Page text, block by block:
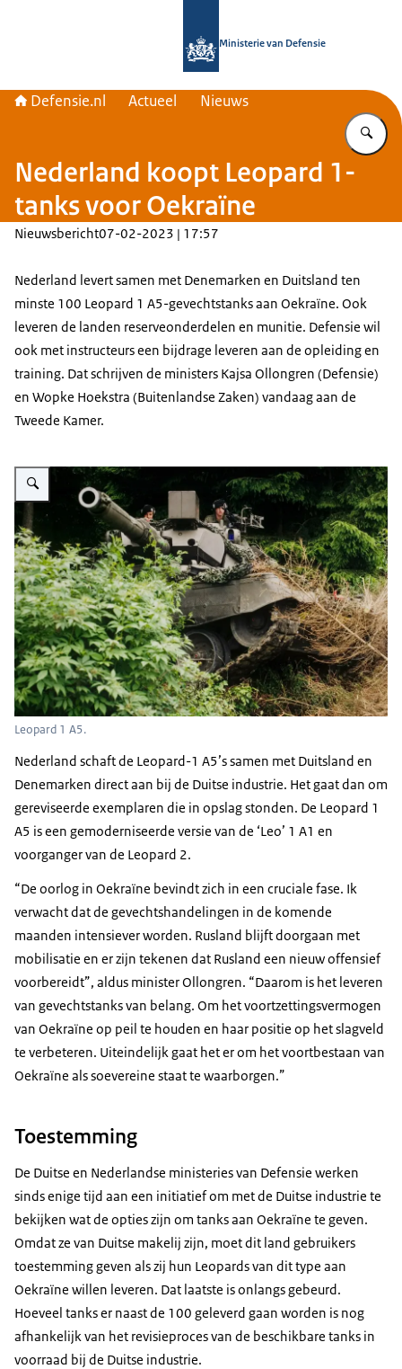
Ministerie van Defensie
Defensie.nl Actueel Nieuws
Nederland koopt Leopard 1-
tanks voor Oekraïne
Nieuwsbericht07-02-2023 | 17:57
Nederland levert samen met Denemarken en Duitsland ten
minste 100 Leopard 1 A5-gevechtstanks aan Oekraïne. Ook
leveren de landen reserveonderdelen en munitie. Defensie wil
ook met instructeurs een bijdrage leveren aan de opleiding en
training. Dat schrijven de ministers Kajsa Ollongren (Defensie)
en Wopke Hoekstra (Buitenlandse Zaken) vandaag aan de
Tweede Kamer.
Vergroot afbeelding Leopard 1 A5.
Leopard 1 A5.
Nederland schaft de Leopard-1 A5’s samen met Duitsland en
Denemarken direct aan bij de Duitse industrie. Het gaat dan om
gereviseerde exemplaren die in opslag stonden. De Leopard 1
A5 is een gemoderniseerde versie van de ‘Leo’ 1 A1 en
voorganger van de Leopard 2.
“De oorlog in Oekraïne bevindt zich in een cruciale fase. Ik
verwacht dat de gevechtshandelingen in de komende
maanden intensiever worden. Rusland blijft doorgaan met
mobilisatie en er zijn tekenen dat Rusland een nieuw offensief
voorbereidt”, aldus minister Ollongren. “Daarom is het leveren
van gevechtstanks van belang. Om het voortzettingsvermogen
van Oekraïne op peil te houden en haar positie op het slagveld
te verbeteren. Uiteindelijk gaat het er om het voortbestaan van
Oekraïne als soevereine staat te waarborgen.”
Toestemming
De Duitse en Nederlandse ministeries van Defensie werken
sinds enige tijd aan een initiatief om met de Duitse industrie te
bekijken wat de opties zijn om tanks aan Oekraïne te geven.
Omdat ze van Duitse makelij zijn, moet dit land gebruikers
toestemming geven als zij hun Leopards van dit type aan
Oekraïne willen leveren. Dat laatste is onlangs gebeurd.
Hoeveel tanks er naast de 100 geleverd gaan worden is nog
afhankelijk van het revisieproces van de beschikbare tanks in
voorraad bij de Duitse industrie.